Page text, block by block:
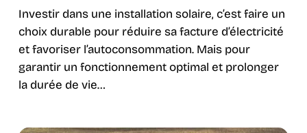
Investir dans une installation solaire, c’est faire un
choix durable pour réduire sa facture d’électricité
et favoriser l’autoconsommation. Mais pour
garantir un fonctionnement optimal et prolonger
la durée de vie…